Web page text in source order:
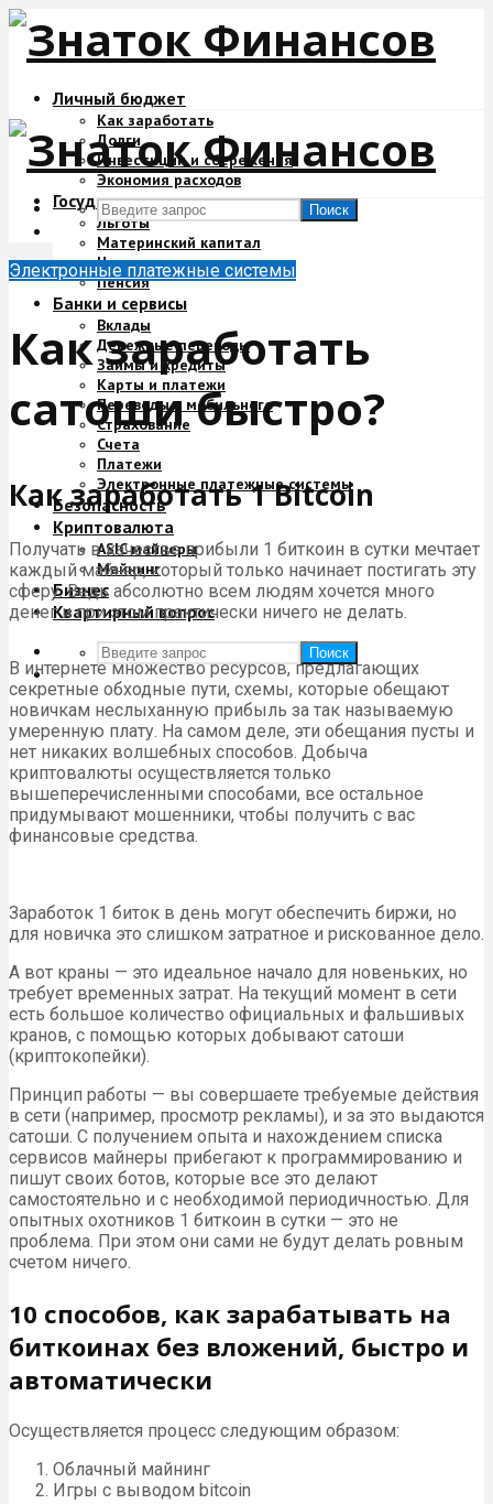
Личный бюджет
Как заработать
Долги
Инвестиции и сбережения
Экономия расходов
Государство и деньги
Льготы
Материнский капитал
Налоги
Пенсия
Банки и сервисы
Вклады
Денежные переводы
Займы и кредиты
Карты и платежи
Переводы с мобильного
Страхование
Счета
Платежи
Электронные платежные системы
Безопасность
Криптовалюта
ASIC майнеры
Майнинг
Бизнес
Квартирный вопрос
Поиск
Поиск
Электронные платежные системы
Как заработать
сатоши быстро?
Как заработать 1 Bitcoin
Получать в качестве прибыли 1 биткоин в сутки мечтает
каждый майнер, который только начинает постигать эту
сферу. Ведь абсолютно всем людям хочется много
денег и при этом практически ничего не делать.
В интернете множество ресурсов, предлагающих
секретные обходные пути, схемы, которые обещают
новичкам неслыханную прибыль за так называемую
умеренную плату. На самом деле, эти обещания пусты и
нет никаких волшебных способов. Добыча
криптовалюты осуществляется только
вышеперечисленными способами, все остальное
придумывают мошенники, чтобы получить с вас
финансовые средства.
Заработок 1 биток в день могут обеспечить биржи, но
для новичка это слишком затратное и рискованное дело.
А вот краны — это идеальное начало для новеньких, но
требует временных затрат. На текущий момент в сети
есть большое количество официальных и фальшивых
кранов, с помощью которых добывают сатоши
(криптокопейки).
Принцип работы — вы совершаете требуемые действия
в сети (например, просмотр рекламы), и за это выдаются
сатоши. С получением опыта и нахождением списка
сервисов майнеры прибегают к программированию и
пишут своих ботов, которые все это делают
самостоятельно и с необходимой периодичностью. Для
опытных охотников 1 биткоин в сутки — это не
проблема. При этом они сами не будут делать ровным
счетом ничего.
10 способов, как зарабатывать на
биткоинах без вложений, быстро и
автоматически
Осуществляется процесс следующим образом:
Облачный майнинг
Игры с выводом bitcoin